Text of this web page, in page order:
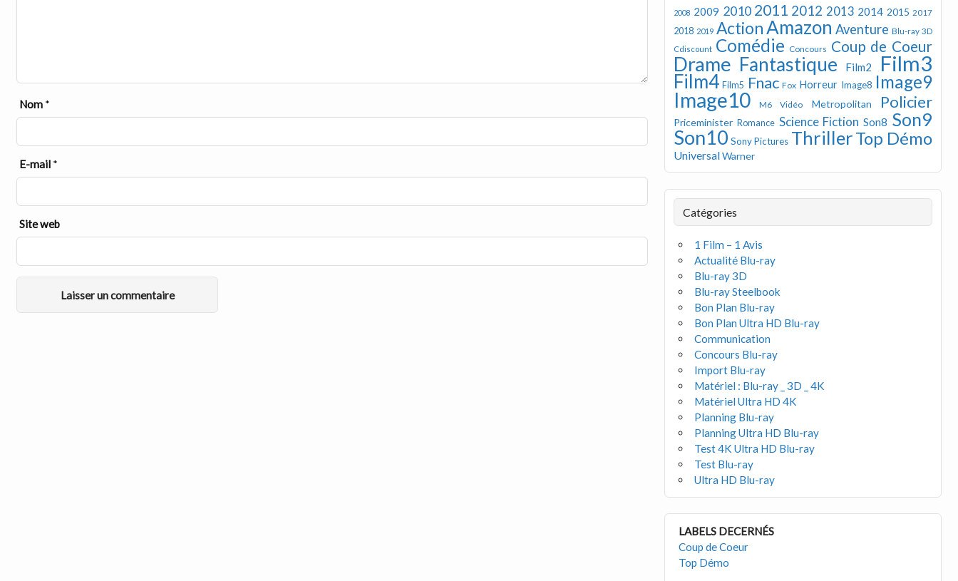
Nom *
E-mail *
Site web
2008 2009 2010 2011 2012 2013 2014 2015 2017
2018 2019 ActionAmazon Aventure Blu-ray 3D
Cdiscount Comédie Concours Coup de Coeur
Drame Fantastique Film2 Film3
Film4 Film5 Fnac Fox Horreur Image8 Image9
Image10 M6 Vidéo Metropolitan Policier
Priceminister Romance Science Fiction Son8 Son9
Son10 Sony Pictures ThrillerTop Démo
UniversalWarner
Catégories
1 Film – 1 Avis
Actualité Blu-ray
Blu-ray 3D
Blu-ray Steelbook
Bon Plan Blu-ray
Bon Plan Ultra HD Blu-ray
Communication
Concours Blu-ray
Import Blu-ray
Matériel : Blu-ray _ 3D _ 4K
Matériel Ultra HD 4K
Planning Blu-ray
Planning Ultra HD Blu-ray
Test 4K Ultra HD Blu-ray
Test Blu-ray
Ultra HD Blu-ray
LABELS DECERNÉS
Coup de Coeur
Top Démo